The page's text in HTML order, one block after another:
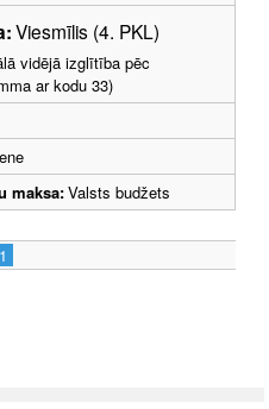
Viesmīlis (4. PKL)
vidējā izglītība pēc
ar kodu 33)
maksa:Valsts budžets
1